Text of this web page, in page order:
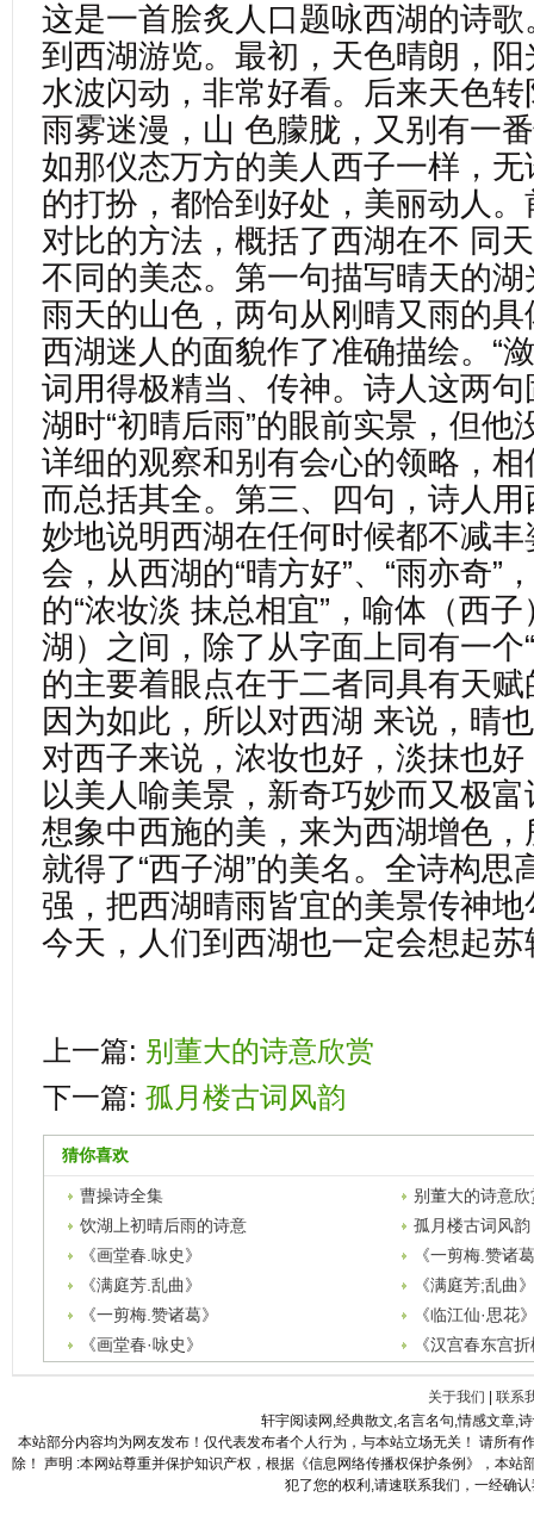
这是一首脍炙人口题咏西湖的诗
到西湖游览。最初，天色晴朗，
水波闪动，非常好看。后来天色
雨雾迷漫，山 色朦胧，又别有一
如那仪态万方的美人西子一样，
的打扮，都恰到好处，美丽动人
对比的方法，概括了西湖在不 同
不同的美态。第一句描写晴天的
雨天的山色，两句从刚晴又雨的
西湖迷人的面貌作了准确描绘。“
词用得极精当、传神。诗人这两
湖时“初晴后雨”的眼前实景，但他
详细的观察和别有会心的领略，
而总括其全。第三、四句，诗人
妙地说明西湖在任何时候都不减
会，从西湖的“晴方好”、“雨亦奇”
的“浓妆淡 抹总相宜”，喻体（西
湖）之间，除了从字面上同有一个
的主要着眼点在于二者同具有天
因为如此，所以对西湖 来说，晴
对西子来说，浓妆也好，淡抹也
以美人喻美景，新奇巧妙而又极
想象中西施的美，来为西湖增色
就得了“西子湖”的美名。全诗构思
强，把西湖晴雨皆宜的美景传神
今天，人们到西湖也一定会想起
上一篇: 别董大的诗意欣赏
下一篇: 孤月楼古词风韵
猜你喜欢
曹操诗全集
别董大的诗意欣
饮湖上初晴后雨的诗意
孤月楼古词风韵
《画堂春.咏史》
《一剪梅.赞诸
《满庭芳.乱曲》
《满庭芳;乱曲
《一剪梅.赞诸葛》
《临江仙·思花
《画堂春·咏史》
《汉宫春东宫
关于我们
联系
轩宇阅读网,经典散文,名言名句,情感文章,
本站部分内容均为网友发布！仅代表发布者个人行为，与本站立场无关！ 请所
除！ 声明 :本网站尊重并保护知识产权，根据《信息网络传播权保护条例》，本
犯了您的权利,请速联系我们，一经确